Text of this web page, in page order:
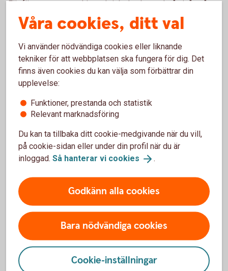
För företagare som driver aktiebolag kan också nivån på
löneuttaget påverka SGI och därmed storleken på
ersättningen.
Skydda din sjukpenninggrundande
inkomst
Din SGI kan påverkas om du till exempel slutar arbeta eller
inte längre har någon inkomst från ditt företag. I vissa
redan får ersättning från socialförsäkringen.
Att hålla koll på sin SGI är viktigt för att säkerställa att du
inkomsten påverkas.
Fundera över ditt trygghetsskydd
som företagare
Som företagare kan din ekonomi påverkas mer direkt om du
inte kan arbeta under en längre period. Därför väljer många
Våra cookies, ditt val
Vi använder nödvändiga cookies eller liknande
tekniker för att webbplatsen ska fungera för dig. Det
finns även cookies du kan välja som förbättrar din
upplevelse:
Funktioner, prestanda och statistik
Relevant marknadsföring
Du kan ta tillbaka ditt cookie-medgivande när du vill,
på cookie-sidan eller under din profil när du är
inloggad. Så hanterar vi cookies .
Godkänn alla cookies
Bara nödvändiga cookies
Cookie-inställningar